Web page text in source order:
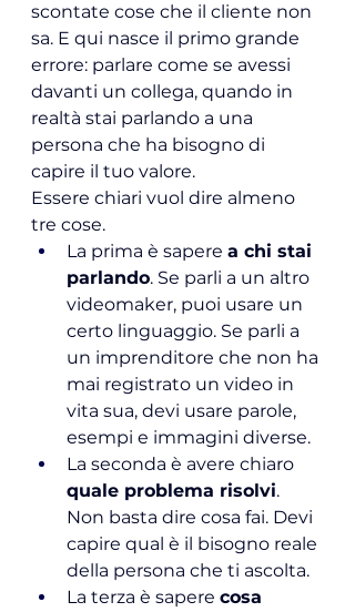
scontate cose che il cliente non
sa. E qui nasce il primo grande
errore: parlare come se avessi
davanti un collega, quando in
realtà stai parlando a una
persona che ha bisogno di
capire il tuo valore.
Essere chiari vuol dire almeno
tre cose.
La prima è sapere a chi stai
parlando. Se parli a un altro
videomaker, puoi usare un
certo linguaggio. Se parli a
un imprenditore che non ha
mai registrato un video in
vita sua, devi usare parole,
esempi e immagini diverse.
La seconda è avere chiaro
quale problema risolvi.
Non basta dire cosa fai. Devi
capire qual è il bisogno reale
della persona che ti ascolta.
La terza è sapere cosa